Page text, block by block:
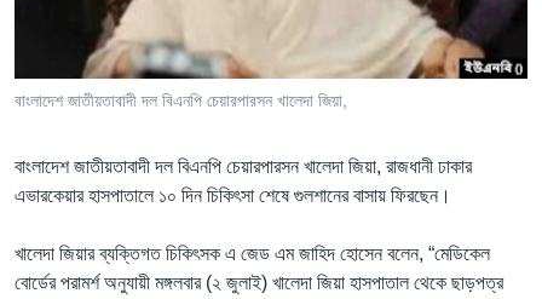
Learning English
FOLLOW US
অন্য ভাষায় ওয়েব সাইট
বাংলাদেশ জাতীয়তাবাদী দল বিএনপি চেয়ারপারসন খালেদা জিয়া,
বাংলাদেশ জাতীয়তাবাদী দল বিএনপি চেয়ারপারসন খালেদা জিয়া, রাজধানী ঢাকার
এভারকেয়ার হাসপাতালে ১০ দিন চিকিৎসা শেষে গুলশানের বাসায় ফিরছেন।
খালেদা জিয়ার ব্যক্তিগত চিকিৎসক এ জেড এম জাহিদ হোসেন বলেন, “মেডিকেল
বোর্ডের পরামর্শ অনুযায়ী মঙ্গলবার (২ জুলাই) খালেদা জিয়া হাসপাতাল থেকে ছাড়পত্র